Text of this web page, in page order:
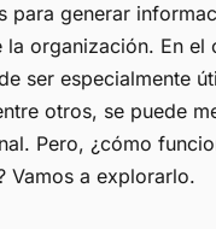
para generar
organización. En el
ser especialmente
otros, se puede
Pero, ¿cómo
Vamos a explorarlo.